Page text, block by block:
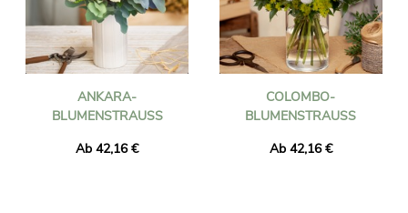
ANKARA-
BLUMENSTRAUSS
Ab 42,16 €
COLOMBO-
BLUMENSTRAUSS
Ab 42,16 €